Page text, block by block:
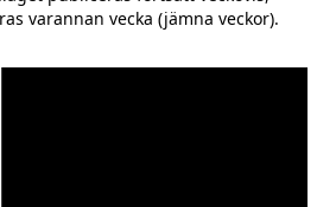
varannan vecka (jämna veckor).